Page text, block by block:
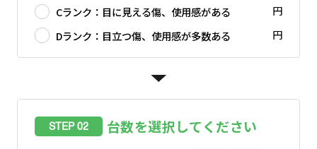
Cランク：目に見える傷、使用感がある
円
Dランク：目立つ傷、使用感が多数ある
円
STEP 02 台数を選択してください